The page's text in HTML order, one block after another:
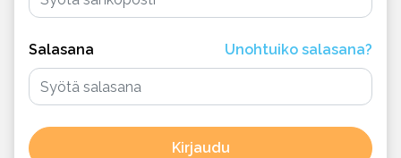
Salasana Unohtuiko salasana?
Kirjaudu